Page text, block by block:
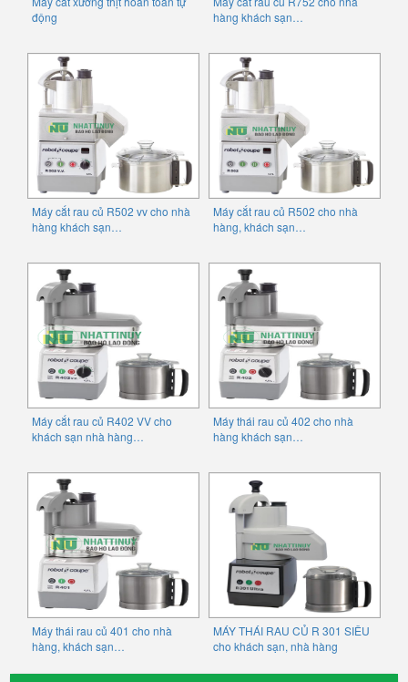
động
hàng khách sạn…
Máy cắt rau củ R502 vv cho nhà
hàng khách sạn…
Máy cắt rau củ R502 cho nhà
hàng, khách sạn…
Máy cắt rau củ R402 VV cho
khách sạn nhà hàng…
Máy thái rau củ 402 cho nhà
hàng khách sạn…
Máy thái rau củ 401 cho nhà
hàng, khách sạn…
MÁY THÁI RAU CỦ R 301 SIÊU
cho khách sạn, nhà hàng